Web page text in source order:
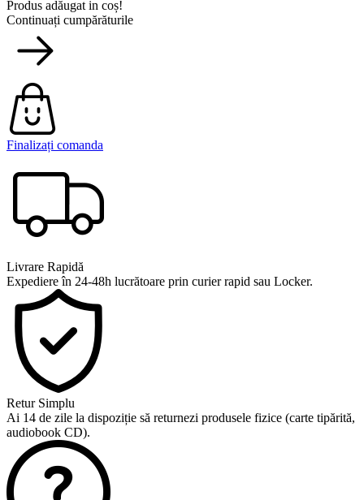
Produs adăugat in coș!
Continuați cumpărăturile
Finalizați comanda
Livrare Rapidă
Expediere în 24-48h lucrătoare prin curier rapid sau Locker.
Retur Simplu
Ai 14 de zile la dispoziție să returnezi produsele fizice (carte tipărită,
audiobook CD).